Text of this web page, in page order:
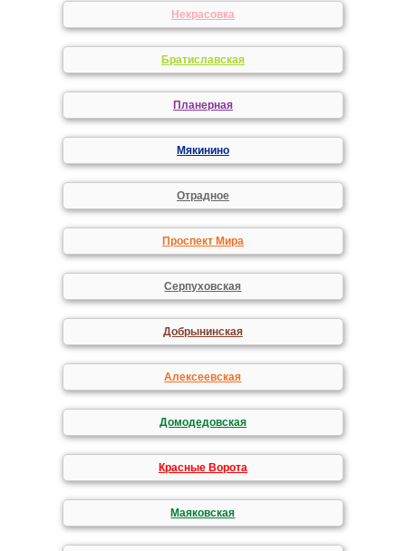
Некрасовка
Братиславская
Планерная
Мякинино
Отрадное
Проспект Мира
Серпуховская
Добрынинская
Алексеевская
Домодедовская
Красные Ворота
Маяковская